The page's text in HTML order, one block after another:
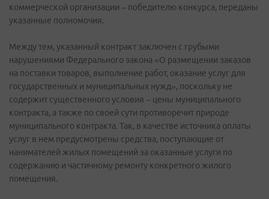
коммерческой организации – победителю конкурса, переданы
указанные полномочия.
Между тем, указанный контракт заключен с грубыми
нарушениями Федерального закона «О размещении заказов
на поставки товаров, выполнение работ, оказание услуг для
государственных и муниципальных нужд», поскольку не
содержит существенного условия – цены муниципального
контракта, а также по своей сути противоречит природе
муниципального контракта. Так, в качестве источника оплаты
услуг в нем предусмотрены средства, поступающие от
нанимателей жилых помещений за оказанные услуги по
содержанию и частичному ремонту конкретного жилого
помещения.